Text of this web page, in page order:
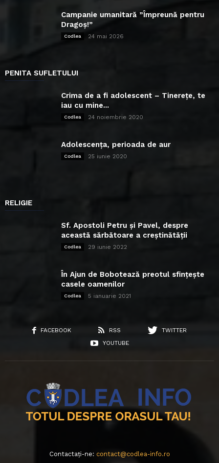
Campanie umanitară ”Împreună pentru
Dragoș!”
Codlea 24 mai 2026
PENITA SUFLETULUI
Crima de a fi adolescent – Tinerețe, te
iau cu mine...
Codlea 24 noiembrie 2020
Adolescența, perioada de aur
Codlea 25 iunie 2020
RELIGIE
Sf. Apostoli Petru și Pavel, despre
această sărbătoare a creștinătății
Codlea 29 iunie 2022
În Ajun de Bobotează preotul sfințește
casele oamenilor
Codlea 5 ianuarie 2021
FACEBOOK RSS
TWITTER
YOUTUBE
Contactați-ne: contact@codlea-info.ro